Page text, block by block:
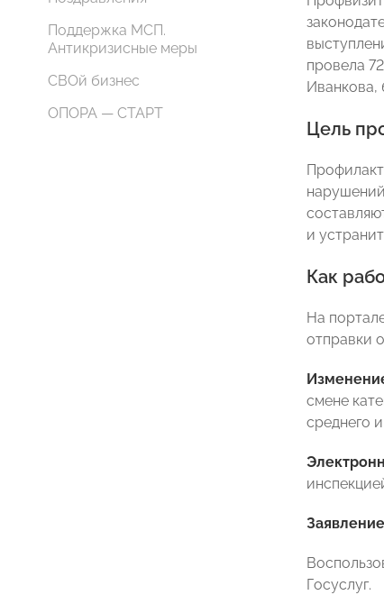
Поддержка МСП.
Антикризисные меры
СВОй бизнес
ОПОРА — СТАРТ
провела
Иванкова,
Цель
и
Как
На
отправки
смене
среднего
Госуслуг.